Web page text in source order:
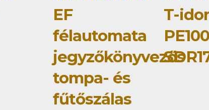
EF
félautomata
jegyzőkönyvezős
tompa- és
fűtőszálas
T-
PE100